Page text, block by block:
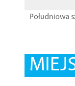
Południowa